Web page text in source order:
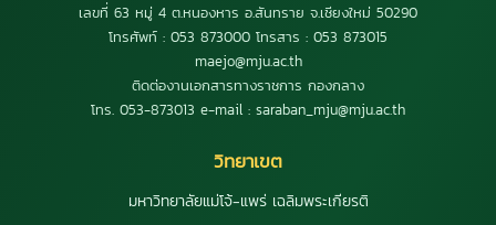
เลขที่ 63 หมู่ 4 ต.หนองหาร อ.สันทราย จ.เชียงใหม่ 50290
โทรศัพท์ : 053 873000 โทรสาร : 053 873015
maejo@mju.ac.th
ติดต่องานเอกสารทางราชการ กองกลาง
โทร. 053-873013 e-mail : saraban_mju@mju.ac.th
วิทยาเขต
มหาวิทยาลัยแม่โจ้-แพร่ เฉลิมพระเกียรติ